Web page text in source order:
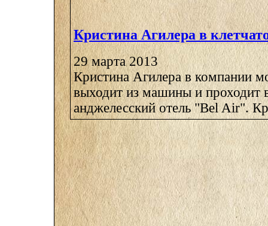
Кристина Агилера в
29 марта 2013
Кристина Агилера в компании
выходит из машины и проходит
анджелесский отель "Bel Air".